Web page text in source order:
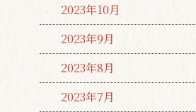
2023年10月
2023年9月
2023年8月
2023年7月